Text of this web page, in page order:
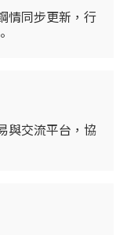
情同步更新，行
與交流平台，協